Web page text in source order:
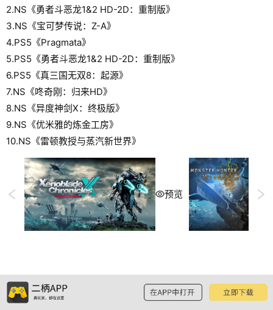
2.NS《勇者斗恶龙1&2 HD-2D：重制版》
3.NS《宝可梦传说：Z-A》
4.PS5《Pragmata》
5.PS5《勇者斗恶龙1&2 HD-2D：重制版》
6.PS5《真三国无双8：起源》
7.NS《咚奇刚：归来HD》
8.NS《异度神剑X：终极版》
9.NS《优米雅的炼金工房》
10.NS《雷顿教授与蒸汽新世界》
预览